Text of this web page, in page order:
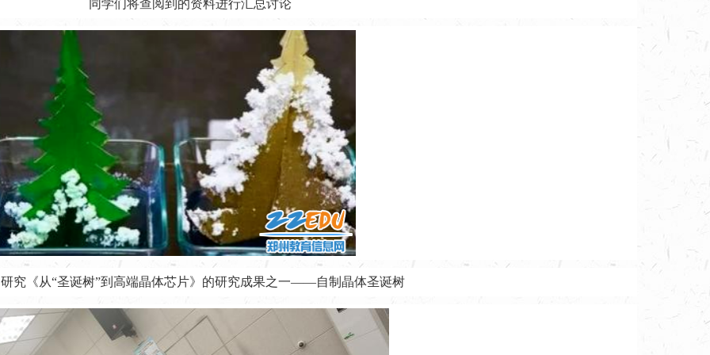
同学们将查阅到的资料进行汇总讨论
究《从“圣诞树”到高端晶体芯片》的研究成果之一——自制晶体圣诞树